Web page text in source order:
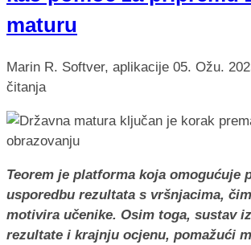
maturu
Marin R. Softver, aplikacije 05. Ožu.
čitanja
Teorem je platforma koja omogućuje
usporedbu rezultata s vršnjacima,
motivira učenike. Osim toga, sustav
rezultate i krajnju ocjenu, pomažući